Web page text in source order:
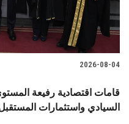
2026-08-04
قامات اقتصادية رفيعة
السيادي واستثمارات